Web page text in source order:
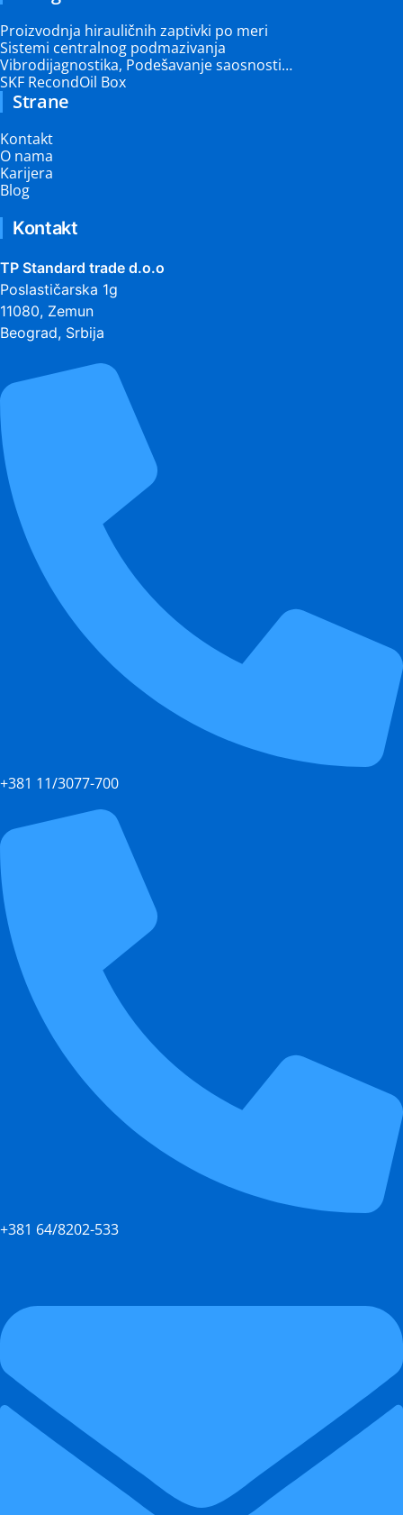
Proizvodnja hirauličnih zaptivki po meri
Sistemi centralnog podmazivanja
Vibrodijagnostika, Podešavanje saosnosti…
SKF RecondOil Box
Strane
Kontakt
O nama
Karijera
Blog
Kontakt
TP Standard trade d.o.o
Poslastičarska 1g
11080, Zemun
Beograd, Srbija
+381 11/3077-700
+381 64/8202-533